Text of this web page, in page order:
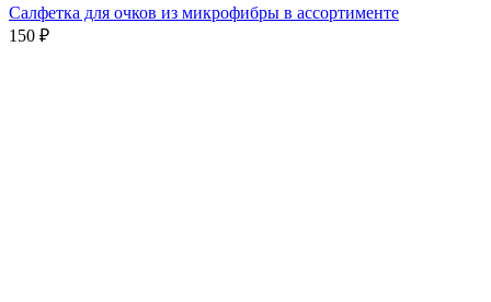
Салфетка для очков из микрофибры в ассортименте
150 ₽